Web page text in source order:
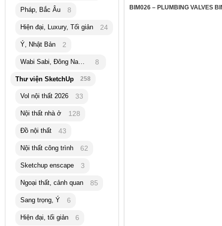
BIM026 – PLUMBING VALVES
Pháp, Bắc Âu 8
Hiện đại, Luxury, Tối giản 24
Ý, Nhật Bản 2
Wabi Sabi, Đông Nam Á 8
Thư viện SketchUp 258
Vol nội thất 2026 33
Nội thất nhà ở 128
Đồ nội thất 43
Nội thất công trình 62
Sketchup enscape 3
Ngoại thất, cảnh quan 85
Sang trọng, Ý 6
Hiện đại, tối giản 6